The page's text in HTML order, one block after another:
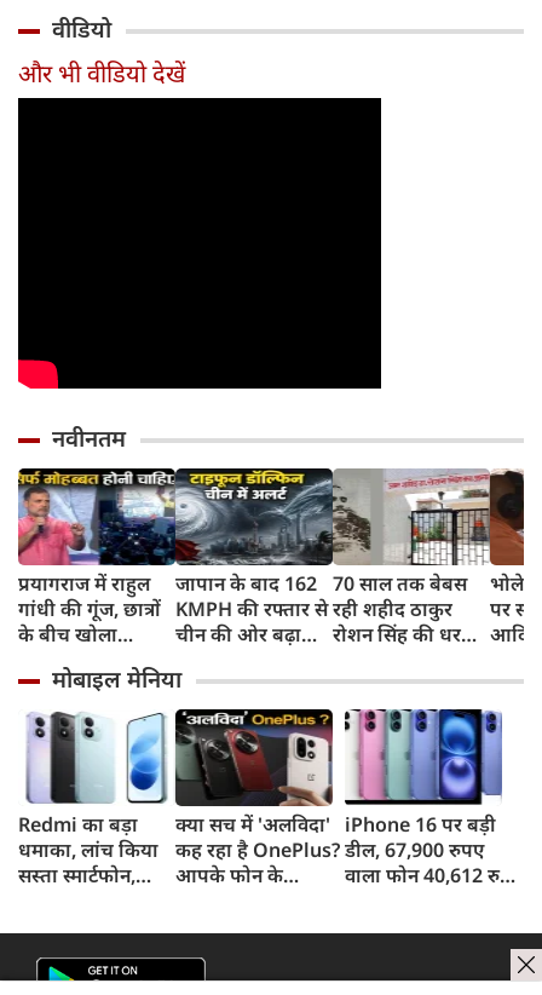
साल से ज्यादा उम्र का
काम, जानें पूरा
और
वीडियो
और भी वीडियो देखें
नवीनतम
प्रयागराज में राहुल
गांधी की गूंज, छात्रों
के बीच खोला
दरवाजों' का सच
जापान के बाद 162
KMPH की रफ्तार से
चीन की ओर बढ़ा
में अलर्ट, बंदरगाह,
स्कूल बंद, उड़ानें रद्द
70 साल तक बेबस
रही शहीद ठाकुर
रोशन सिंह की धरती,
मिटा दिया तीन
पीढ़ियों का दर्द
पर
मोबाइल मेनिया
Redmi का बड़ा
धमाका, लांच किया
सस्ता स्मार्टफोन,
क्या सच में 'अलविदा'
कह रहा है OnePlus?
आपके फोन के
iPhone 16 पर बड़ी
डील, 67,900 रुपए
वाला फोन 40,612 रुपए